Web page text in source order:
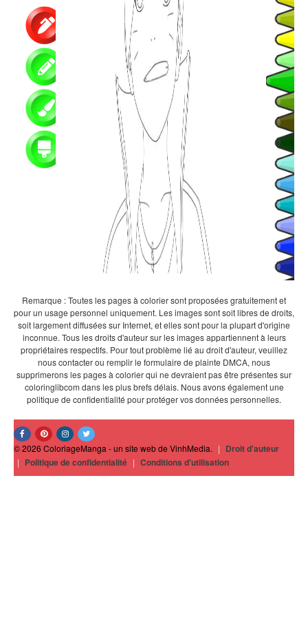
Remarque : Toutes les pages à colorier sont proposées gratuitement et
pour un usage personnel uniquement. Les images sont soit libres de droits,
soit largement diffusées sur Internet, et elles sont pour la plupart d'origine
inconnue. Tous les droits d'auteur sur les images appartiennent à leurs
propriétaires respectifs. Pour tout problème lié au droit d'auteur, veuillez
nous contacter ou remplir le formulaire de plainte DMCA, nous
supprimerons les pages à colorier qui ne devraient pas être présentes sur
coloringlibcom dans les plus brefs délais. Nous avons également une
politique de confidentialité pour protéger vos données personnelles.
© 2026 ColoriageManga - un site web de VinhMedia. | Droit d'auteur
| Politique de confidentialité | Conditions d'utilisation